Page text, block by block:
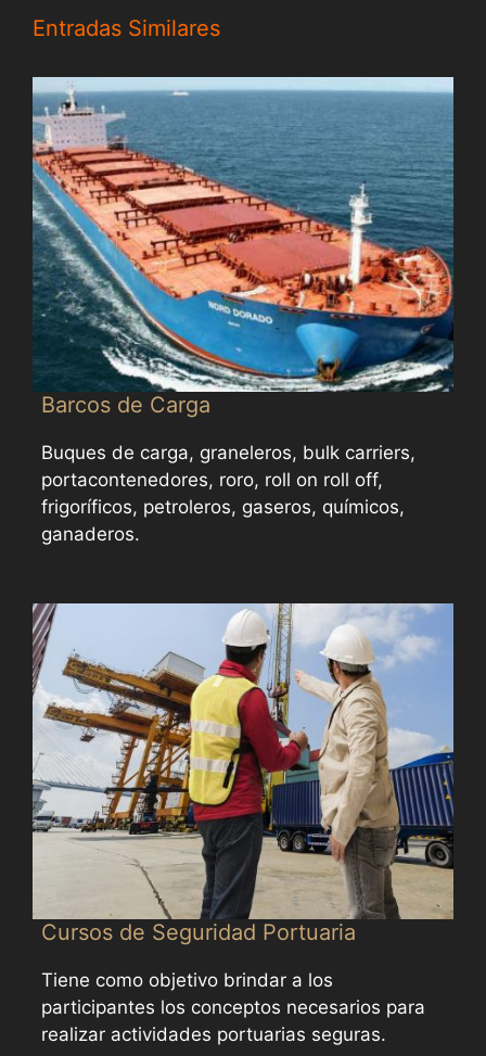
Entradas Similares
Barcos de Carga
Buques de carga, graneleros, bulk carriers,
portacontenedores, roro, roll on roll off,
frigoríficos, petroleros, gaseros, químicos,
ganaderos.
Cursos de Seguridad Portuaria
Tiene como objetivo brindar a los
participantes los conceptos necesarios para
realizar actividades portuarias seguras.